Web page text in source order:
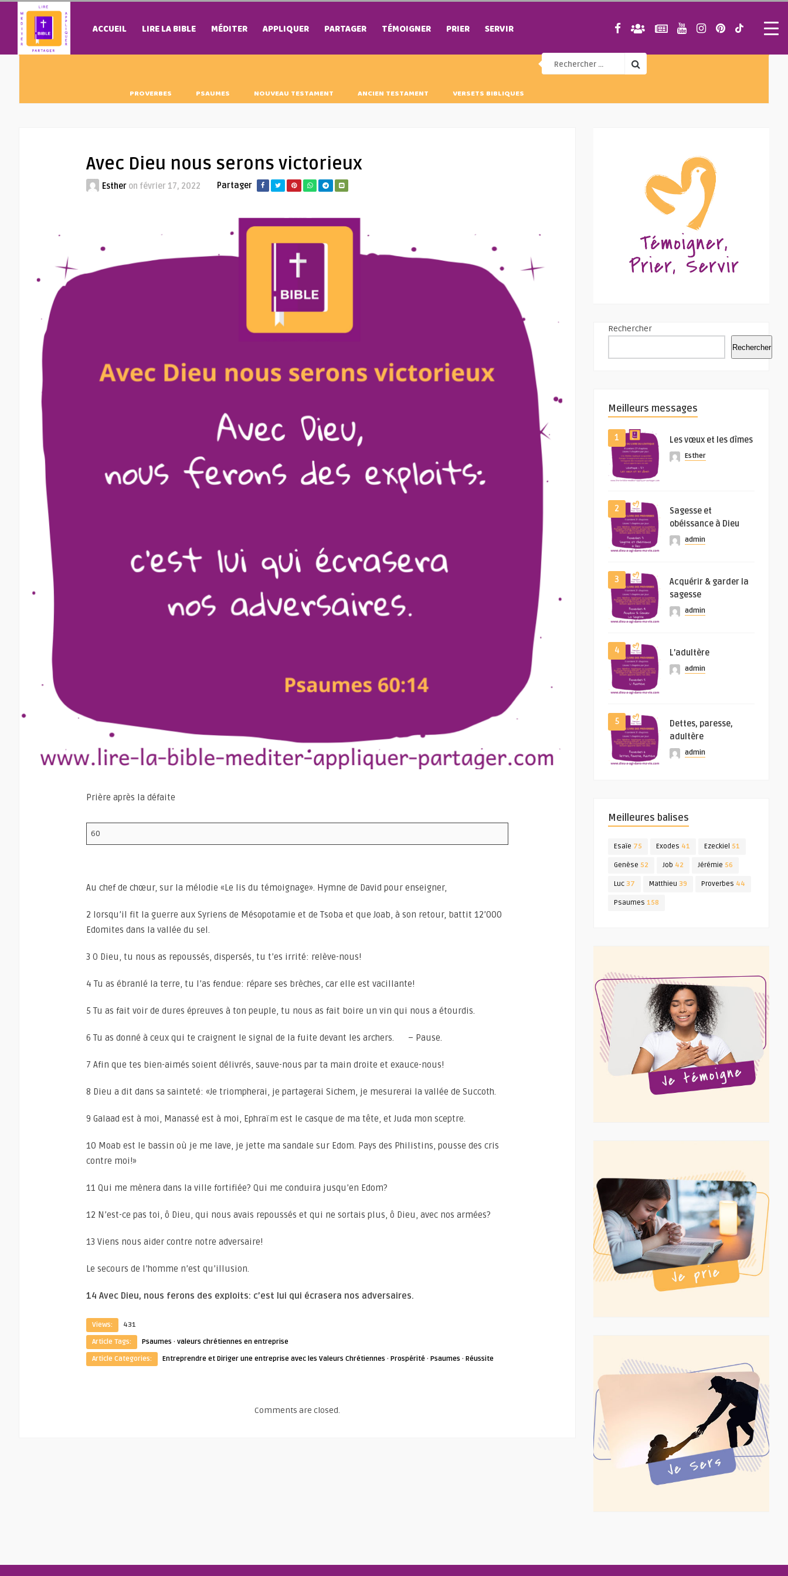
ACCUEIL LIRE LA BIBLE MÉDITER APPLIQUER PARTAGER TÉMOIGNER PRIER SERVIR
PROVERBES PSAUMES NOUVEAU TESTAMENT ANCIEN TESTAMENT VERSETS BIBLIQUES
Avec Dieu nous serons victorieux
Esther on février 17, 2022 Partager
Prière après la défaite
60
Au chef de chœur, sur la mélodie «Le lis du témoignage». Hymne de David pour enseigner,
2 lorsqu’il fit la guerre aux Syriens de Mésopotamie et de Tsoba et que Joab, à son retour, battit 12’000
Edomites dans la vallée du sel.
3 O Dieu, tu nous as repoussés, dispersés, tu t’es irrité: relève-nous!
4 Tu as ébranlé la terre, tu l’as fendue: répare ses brèches, car elle est vacillante!
5 Tu as fait voir de dures épreuves à ton peuple, tu nous as fait boire un vin qui nous a étourdis.
6 Tu as donné à ceux qui te craignent le signal de la fuite devant les archers. – Pause.
7 Afin que tes bien-aimés soient délivrés, sauve-nous par ta main droite et exauce-nous!
8 Dieu a dit dans sa sainteté: «Je triompherai, je partagerai Sichem, je mesurerai la vallée de Succoth.
9 Galaad est à moi, Manassé est à moi, Ephraïm est le casque de ma tête, et Juda mon sceptre.
10 Moab est le bassin où je me lave, je jette ma sandale sur Edom. Pays des Philistins, pousse des cris
contre moi!»
11 Qui me mènera dans la ville fortifiée? Qui me conduira jusqu’en Edom?
12 N’est-ce pas toi, ô Dieu, qui nous avais repoussés et qui ne sortais plus, ô Dieu, avec nos armées?
13 Viens nous aider contre notre adversaire!
Le secours de l’homme n’est qu’illusion.
14 Avec Dieu, nous ferons des exploits: c’est lui qui écrasera nos adversaires.
Views:
431
Article Tags:
Psaumes · valeurs chrétiennes en entreprise
Article Categories:
Entreprendre et Diriger une entreprise avec les Valeurs Chrétiennes · Prospérité · Psaumes · Réussite
Comments are closed.
Rechercher
Rechercher
Meilleurs messages
1 Les vœux et les dîmes
Esther
2
Sagesse et
obéissance à Dieu
admin
3
Acquérir & garder la
sagesse
admin
4 L’adultère
admin
5
Dettes, paresse,
adultère
admin
Meilleures balises
Esaïe 75 Exodes 41 Ezeckiel 51
Genèse 52 Job 42 Jérémie 56
Luc 37 Matthieu 39 Proverbes 44
Psaumes 158